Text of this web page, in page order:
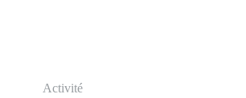
Activité